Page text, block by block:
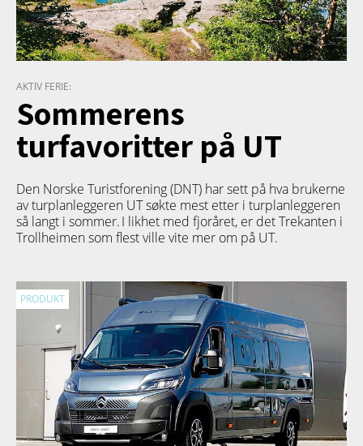
AKTIV FERIE:
Sommerens
turfavoritter på UT
Den Norske Turistforening (DNT) har sett på hva brukerne
av turplanleggeren UTsøkte mest etter i turplanleggeren
så langt i sommer. I likhet med fjoråret, er det Trekanten i
Trollheimen som flest ville vite mer om på UT.
PRODUKT